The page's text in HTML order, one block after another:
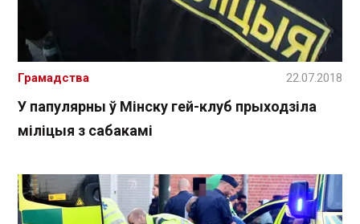
У папулярны ў Мінску гей-клуб прыходзіла
міліцыя з сабакамі
Грамадства 22.07.2018